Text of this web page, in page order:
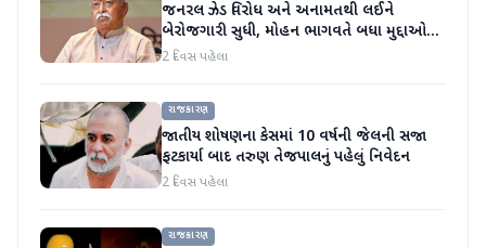
જનરલ ઝેડ વિરોધ અને અનામતથી લઈને
બેરોજગારી સુધી, મોહન ભાગવતે બધા મુદ્દાઓ
પર વાત કરી
2 દિવસ પહેલા
રાજકારણ
જાતીય શોષણના કેસમાં 10 વર્ષની જેલની સજા
ફટકાર્યા બાદ તરુણ તેજપાલનું પહેલું નિવેદન
2 દિવસ પહેલા
રાજકારણ